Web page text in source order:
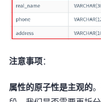
注意事项：
属性的原子性是主观的